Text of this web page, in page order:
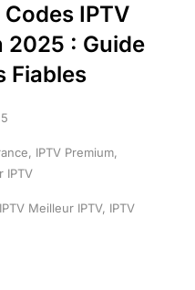
IPTV
2025 : Guide
Fiables
, IPTV Premium,
IPTV
IPTV Meilleur IPTV, IPTV